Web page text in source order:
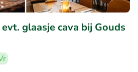
glaasje cava bij Gouds